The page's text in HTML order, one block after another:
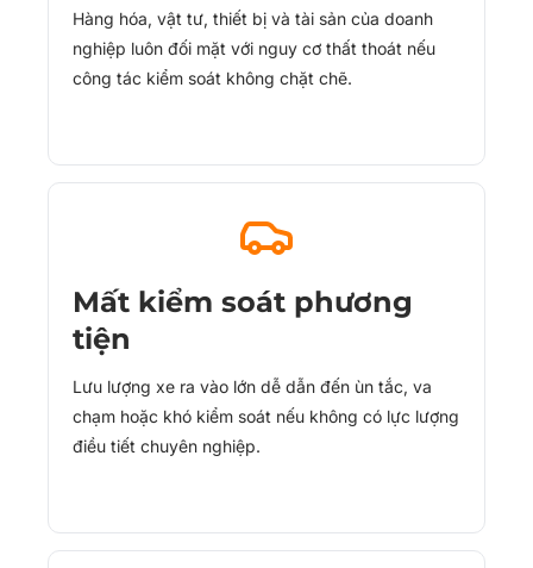
Hàng hóa, vật tư, thiết bị và tài sản của doanh
nghiệp luôn đối mặt với nguy cơ thất thoát nếu
công tác kiểm soát không chặt chẽ.
Mất kiểm soát phương
tiện
Lưu lượng xe ra vào lớn dễ dẫn đến ùn tắc, va
chạm hoặc khó kiểm soát nếu không có lực lượng
điều tiết chuyên nghiệp.